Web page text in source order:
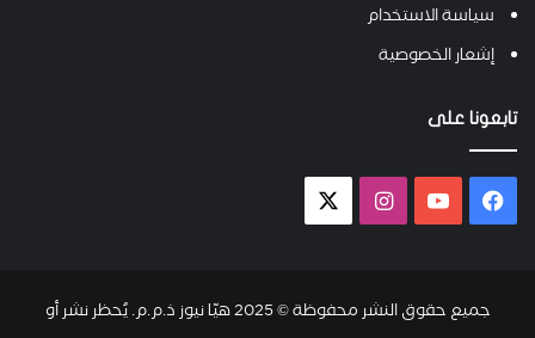
سياسة الاستخدام
إشعار الخصوصية
تابعونا على
فيسبوك يوتيوب انستقرام
جميع حقوق النشر محفوظة © 2025 هيّا نيوز ذ.م.م. يُحظر نشر أو